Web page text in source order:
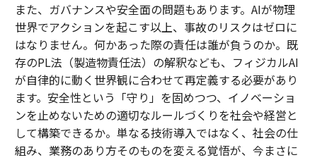
また、ガバナンスや安全面の問題もあります。AIが物理
世界でアクションを起こす以上、事故のリスクはゼロに
はなりません。何かあった際の責任は誰が負うのか。既
存のPL法（製造物責任法）の解釈なども、フィジカルAI
が自律的に動く世界観に合わせて再定義する必要があり
ます。安全性という「守り」を固めつつ、イノベーショ
ンを止めないための適切なルールづくりを社会や経営と
して構築できるか。単なる技術導入ではなく、社会の仕
組み、業務のあり方そのものを変える覚悟が、今まさに